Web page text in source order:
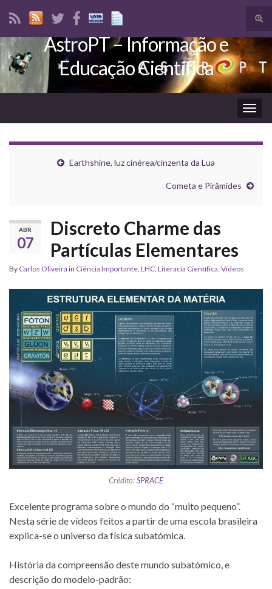
Search for:
AstroPT – Informação e
Educação Científica
Earthshine, luz cinérea/cinzenta da Lua
Cometa e Pirâmides
ABR
07
Discreto Charme das
Partículas Elementares
By Carlos Oliveira in Ciência Importante, LHC, Literacia Científica, Vídeos
Crédito:SPRACE
Excelente programa sobre o mundo do “muito pequeno”.
Nesta série de vídeos feitos a partir de uma escola brasileira
explica-se o universo da física subatómica.
História da compreensão deste mundo subatómico, e
descrição do modelo-padrão: